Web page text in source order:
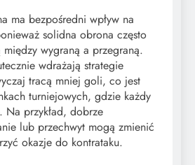
ma bezpośredni wpływ na
solidna obrona często
wygraną a przegraną.
wdrażają strategie
tracą mniej goli, co jest
turniejowych, gdzie każdy
Na przykład, dobrze
lub przechwyt mogą zmienić
okazje do kontrataku.